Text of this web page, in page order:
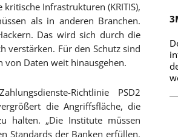
Infrastrukturen (KRITIS),
als in anderen Branchen.
Das wird sich durch die
verstärken. Für den Schutz sind
von Daten weit hinausgehen.
Richtlinie PSD2
die Angriffsfläche, die
halten. „Die Institute müssen
Standards der Banken erfüllen.